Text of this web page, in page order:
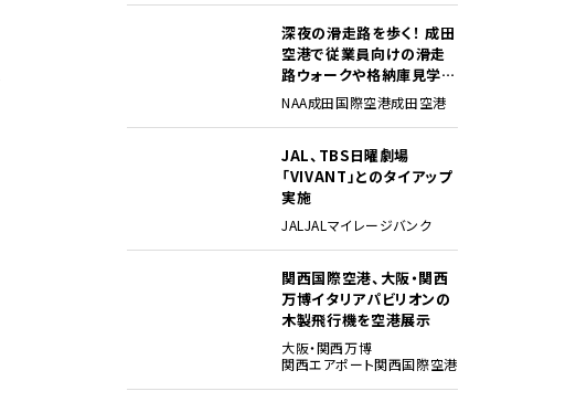
深夜の滑走路を歩く！ 成田
空港で従業員向けの滑走
路ウォークや格納庫見学イ
ベントを初開催
NAA成田国際空港成田空港
JAL、TBS日曜劇場
「VIVANT」とのタイアップ
実施
JAL JALマイレージバンク
関西国際空港、大阪・関西
万博イタリアパビリオンの
木製飛行機を空港展示
大阪・関西万博
関西エアポート関西国際空港